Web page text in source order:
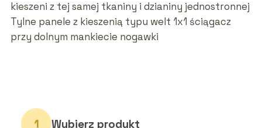
kieszeni z tej samej tkaniny i dzianiny jednostronnej
Tylne panele z kieszenią typu welt 1x1 ściągacz
przy dolnym mankiecie nogawki
Wybierz produkt